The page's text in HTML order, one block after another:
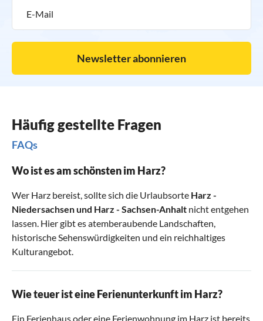
Newsletter abonnieren
Häufig gestellte Fragen
FAQs
Wo ist es am schönsten im Harz?
Wer Harz bereist, sollte sich die Urlaubsorte Harz -
Niedersachsenund Harz - Sachsen-Anhalt nicht entgehen
lassen. Hier gibt es atemberaubende Landschaften,
historische Sehenswürdigkeiten und ein reichhaltiges
Kulturangebot.
Wie teuer ist eine Ferienunterkunft im Harz?
Ein Ferienhaus oder eine Ferienwohnung im Harz ist bereits